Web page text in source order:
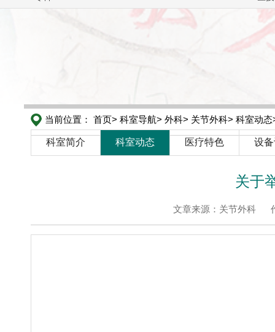
当前位置： 首页> 科室导航> 外科> 关节外科> 科室动态
科室简介 科室动态 医疗特色 设
关于
文章来源：关节外科